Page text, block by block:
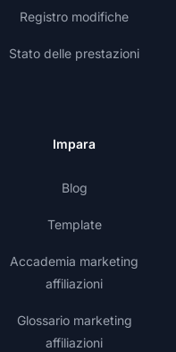
Registro modifiche
Stato delle prestazioni
Impara
Blog
Template
Accademia marketing
affiliazioni
Glossario marketing
affiliazioni